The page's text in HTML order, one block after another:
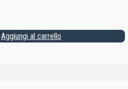
Aggiungi al carrello